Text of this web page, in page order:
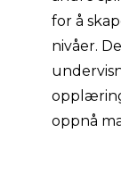
for å
nivåer.
oppnå